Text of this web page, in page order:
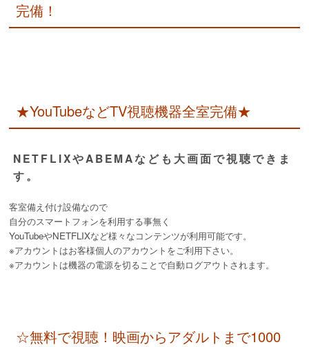
完備！
★YouTubeなどTV視聴機器全室完備★
NETFLIXやABEMAなども大画面で視聴できま
す。
客室備え付け設備なので
自分のスマートフォンを利用する事無く
YouTubeやNETFLIXなど様々なコンテンツが利用可能です。
※アカウントはお客様個人のアカウントをご利用下さい。
※アカウントは機器の電源を切ることで自動ログアウトされます。
☆無料で視聴！映画からアダルトまで1000